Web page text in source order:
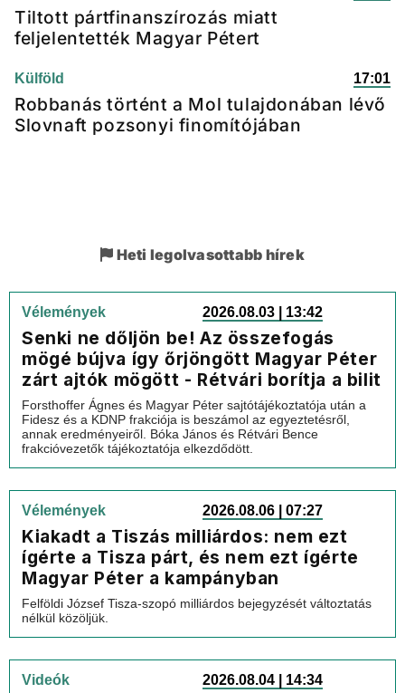
Tiltott pártfinanszírozás miatt
feljelentették Magyar Pétert
Külföld 17:01
Robbanás történt a Mol tulajdonában lévő
Slovnaft pozsonyi finomítójában
Heti legolvasottabb hírek
Vélemények 2026.08.03 | 13:42
Senki ne dőljön be! Az összefogás
mögé bújva így őrjöngött Magyar Péter
zárt ajtók mögött - Rétvári borítja a bilit
Forsthoffer Ágnes és Magyar Péter sajtótájékoztatója után a
Fidesz és a KDNP frakciója is beszámol az egyeztetésről,
annak eredményeiről. Bóka János és Rétvári Bence
frakcióvezetők tájékoztatója elkezdődött.
Vélemények 2026.08.06 | 07:27
Kiakadt a Tiszás milliárdos: nem ezt
ígérte a Tisza párt, és nem ezt ígérte
Magyar Péter a kampányban
Felföldi József Tisza-szopó milliárdos bejegyzését változtatás
nélkül közöljük.
Videók 2026.08.04 | 14:34